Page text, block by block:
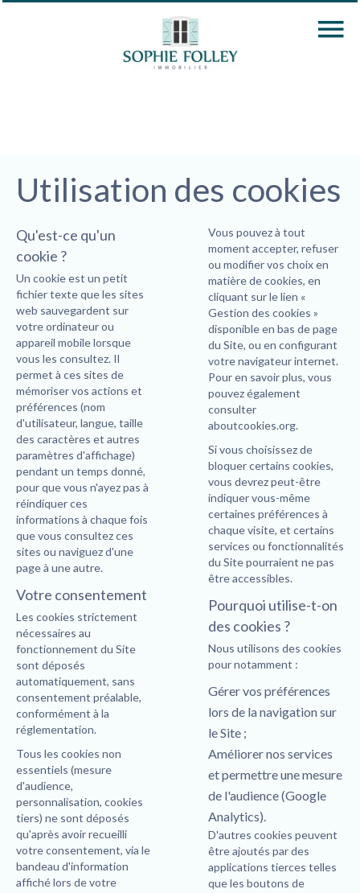
Utilisation des cookies
Qu'est-ce qu'un
cookie ?
Un cookie est un petit
fichier texte que les sites
web sauvegardent sur
votre ordinateur ou
appareil mobile lorsque
vous les consultez. Il
permet à ces sites de
mémoriser vos actions et
préférences (nom
d'utilisateur, langue, taille
des caractères et autres
paramètres d'affichage)
pendant un temps donné,
pour que vous n'ayez pas à
réindiquer ces
informations à chaque fois
que vous consultez ces
sites ou naviguez d'une
page à une autre.
Votre consentement
Les cookies strictement
nécessaires au
fonctionnement du Site
sont déposés
automatiquement, sans
consentement préalable,
conformément à la
réglementation.
Tous les cookies non
essentiels (mesure
d'audience,
personnalisation, cookies
tiers) ne sont déposés
qu'après avoir recueilli
votre consentement, via le
bandeau d'information
affiché lors de votre
Vous pouvez à tout
moment accepter, refuser
ou modifier vos choix en
matière de cookies, en
cliquant sur le lien «
Gestion des cookies »
disponible en bas de page
du Site, ou en configurant
votre navigateur internet.
Pour en savoir plus, vous
pouvez également
consulter
aboutcookies.org.
Si vous choisissez de
bloquer certains cookies,
vous devrez peut-être
indiquer vous-même
certaines préférences à
chaque visite, et certains
services ou fonctionnalités
du Site pourraient ne pas
être accessibles.
Pourquoi utilise-t-on
des cookies ?
Nous utilisons des cookies
pour notamment :
Gérer vos préférences
lors de la navigation sur
le Site ;
Améliorer nos services
et permettre une mesure
de l'audience (Google
Analytics).
D'autres cookies peuvent
être ajoutés par des
applications tierces telles
que les boutons de